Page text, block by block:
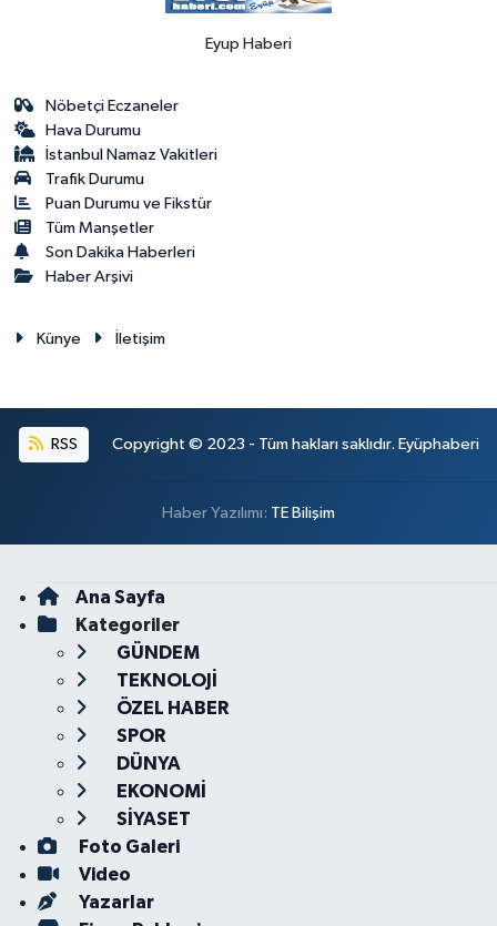
Eyup Haberi
Nöbetçi Eczaneler
Hava Durumu
İstanbul Namaz Vakitleri
Trafik Durumu
Puan Durumu ve Fikstür
Tüm Manşetler
Son Dakika Haberleri
Haber Arşivi
Künye İletişim
RSS Copyright © 2023 - Tüm hakları saklıdır. Eyüphaberi
Haber Yazılımı: TE Bilişim
Ana Sayfa
Kategoriler
GÜNDEM
TEKNOLOJİ
ÖZEL HABER
SPOR
DÜNYA
EKONOMİ
SİYASET
Foto Galeri
Video
Yazarlar